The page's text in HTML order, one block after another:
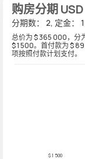
购房分期 USD
分期数： 2, 定金：
总价为 $ 365 000，分
$ 1 500。首付款为 $
项按照付款计划支付。